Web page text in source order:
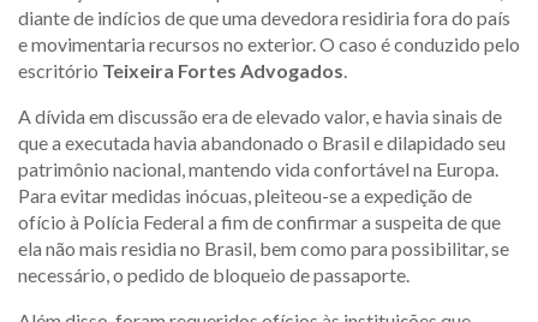
diante de indícios de que uma devedora residiria fora do país
e movimentaria recursos no exterior. O caso é conduzido pelo
escritório Teixeira Fortes Advogados.
A dívida em discussão era de elevado valor, e havia sinais de
que a executada havia abandonado o Brasil e dilapidado seu
patrimônio nacional, mantendo vida confortável na Europa.
Para evitar medidas inócuas, pleiteou-se a expedição de
ofício à Polícia Federal a fim de confirmar a suspeita de que
ela não mais residia no Brasil, bem como para possibilitar, se
necessário, o pedido de bloqueio de passaporte.